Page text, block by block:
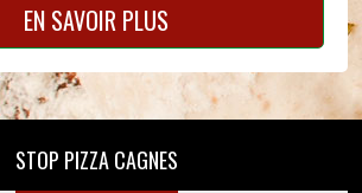
EN SAVOIR PLUS
STOP PIZZA CAGNES